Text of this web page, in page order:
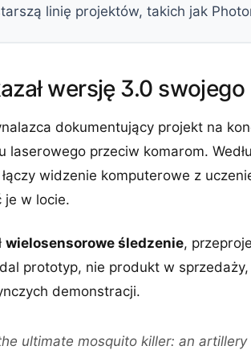
linię projektów, takich jak
wersję 3.0
dokumentujący projekt na
przeciw komarom.
widzenie komputerowe z
je w locie.
wielosensorowe śledzenie,
prototyp, nie produkt w
demonstracji.
ultimate mosquito killer: an